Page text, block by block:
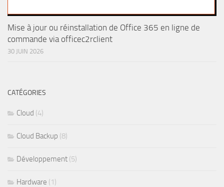
Mise à jour ou réinstallation de Office 365 en ligne de
commande via officec2rclient
30 JUIN 2026
CATÉGORIES
Cloud (4)
Cloud Backup (8)
Développement (5)
Hardware (1)